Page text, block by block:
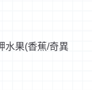
水果(香蕉/奇異